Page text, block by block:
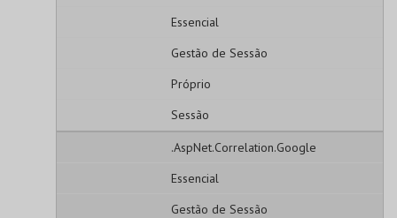
Essencial
Gestão de Sessão
Próprio
Sessão
.AspNet.Correlation.Google
Essencial
Gestão de Sessão